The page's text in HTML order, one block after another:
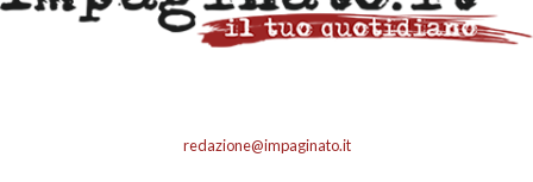
redazione@impaginato.it